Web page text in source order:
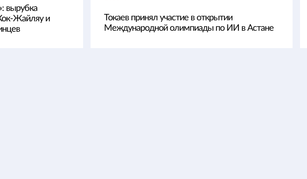
вырубка
Жайляу и
Токаев принял участие в открытии
Международной олимпиады по ИИ в Астане